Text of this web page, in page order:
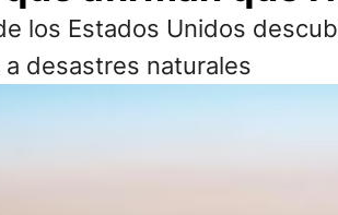
los Estados Unidos
desastres naturales